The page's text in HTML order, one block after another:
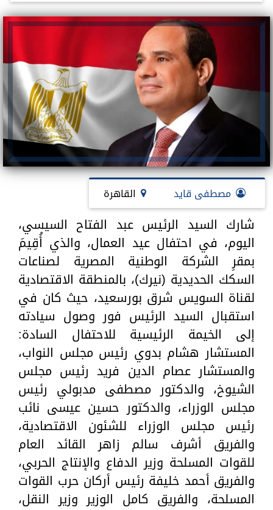
مصطفى قايد القاهرة
شارك السيد الرئيس عبد الفتاح السيسي،
اليوم، في احتفال عيد العمال، والذي أُقِيمَ
بمقرِ الشركة الوطنية المصرية لصناعات
السكك الحديدية (نيرك)، بالمنطقة الاقتصادية
لقناة السويس شرق بورسعيد، حيث كان في
استقبال السيد الرئيس فور وصول سيادته
إلى الخيمة الرئيسية للاحتفال السادة:
المستشار هشام بدوي رئيس مجلس النواب،
والمستشار عصام الدين فريد رئيس مجلس
الشيوخ، والدكتور مصطفى مدبولي رئيس
مجلس الوزراء، والدكتور حسين عيسى نائب
رئيس مجلس الوزراء للشئون الاقتصادية،
والفريق أشرف سالم زاهر القائد العام
للقوات المسلحة وزير الدفاع والإنتاج الحربي،
والفريق أحمد خليفة رئيس أركان حرب القوات
المسلحة، والفريق كامل الوزير وزير النقل،